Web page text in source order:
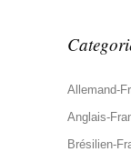
Allemand-
Anglais-
Brésilien-